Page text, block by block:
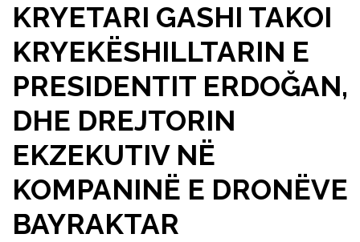
KRYETARI GASHI TAKOI
KRYEKËSHILLTARIN E
PRESIDENTIT ERDOĞAN,
DHE DREJTORIN
EKZEKUTIV NË
KOMPANINË E DRONËVE
BAYRAKTAR